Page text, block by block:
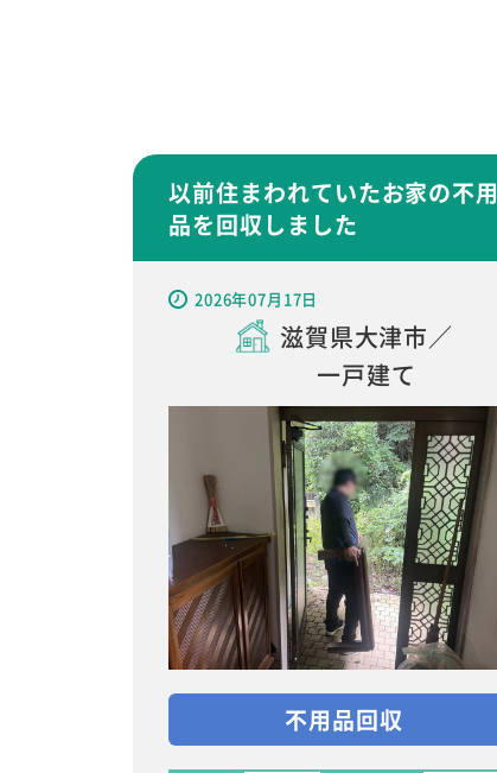
以前住まわれていたお家の不用
品を回収しました
2026年07月17日
滋賀県大津市／
一戸建て
不用品回収